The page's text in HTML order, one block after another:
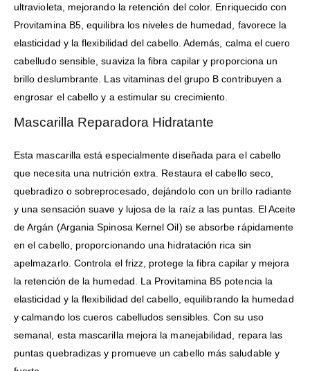
ultravioleta, mejorando la retención del color. Enriquecido con
Provitamina B5, equilibra los niveles de humedad, favorece la
elasticidad y la flexibilidad del cabello. Además, calma el cuero
cabelludo sensible, suaviza la fibra capilar y proporciona un
brillo deslumbrante. Las vitaminas del grupo B contribuyen a
engrosar el cabello y a estimular su crecimiento.
Mascarilla Reparadora Hidratante
Esta mascarilla está especialmente diseñada para el cabello
que necesita una nutrición extra. Restaura el cabello seco,
quebradizo o sobreprocesado, dejándolo con un brillo radiante
y una sensación suave y lujosa de la raíz a las puntas. El Aceite
de Argán (Argania Spinosa Kernel Oil) se absorbe rápidamente
en el cabello, proporcionando una hidratación rica sin
apelmazarlo. Controla el frizz, protege la fibra capilar y mejora
la retención de la humedad. La Provitamina B5 potencia la
elasticidad y la flexibilidad del cabello, equilibrando la humedad
y calmando los cueros cabelludos sensibles. Con su uso
semanal, esta mascarilla mejora la manejabilidad, repara las
puntas quebradizas y promueve un cabello más saludable y